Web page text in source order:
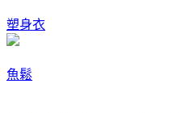
塑身衣
魚鬆